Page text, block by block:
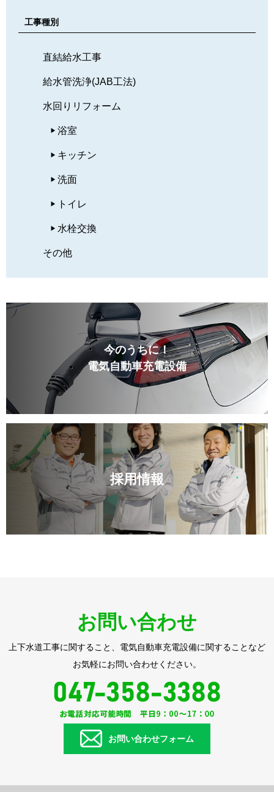
工事種別
直結給水工事
給水管洗浄(JAB工法)
水回りリフォーム
浴室
キッチン
洗面
トイレ
水栓交換
その他
今のうちに！
電気自動車充電設備
採用情報
お問い合わせ
上下水道工事に関すること、電気自動車充電設備に関することなど
お気軽にお問い合わせください。
お問い合わせフォーム